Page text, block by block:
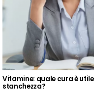
Vitamine: quale cura è
stanchezza?